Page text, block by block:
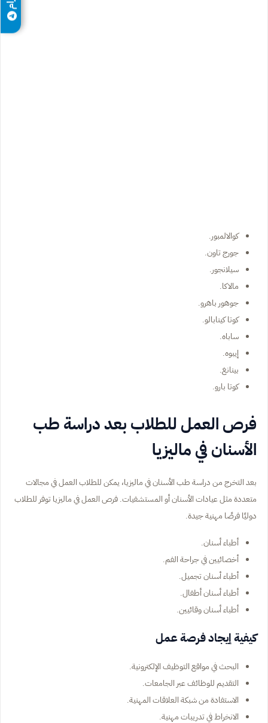
كوالالمبور.
جورج تاون.
سيلانجور.
مالاكا.
جوهور باهرو.
كوتا كينابالو.
ساباه.
إيبوه.
بينانغ.
كوتا بارو.
فرص العمل للطلاب بعد دراسة طب
الأسنان في ماليزيا
بعد التخرج من دراسة طب الأسنان في ماليزيا، يمكن للطلاب العمل في مجالات
متعددة مثل عيادات الأسنان أو المستشفيات. فرص العمل في ماليزيا توفر للطلاب
دوليًا فرصًا مهنية جيدة.
أطباء أسنان.
أخصائيين في جراحة الفم.
أطباء أسنان تجميل.
أطباء أسنان أطفال.
أطباء أسنان وقائيين.
كيفية إيجاد فرصة عمل
البحث في مواقع التوظيف الإلكترونية.
التقديم للوظائف عبر الجامعات.
الاستفادة من شبكة العلاقات المهنية.
الانخراط في تدريبات مهنية.